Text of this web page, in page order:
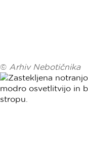
© Arhiv Nebotičnika